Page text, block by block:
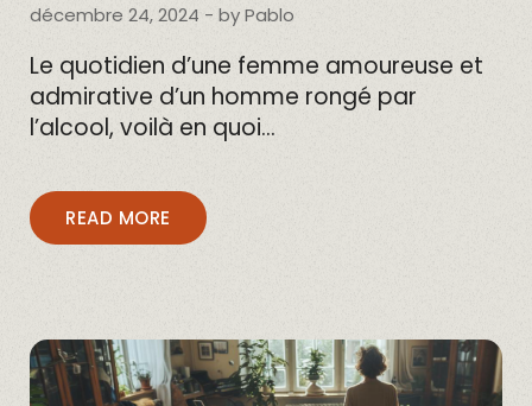
décembre 24, 2024 - byPablo
Le quotidien d’une femme amoureuse et
admirative d’un homme rongé par
l’alcool, voilà en quoi…
READ MORE